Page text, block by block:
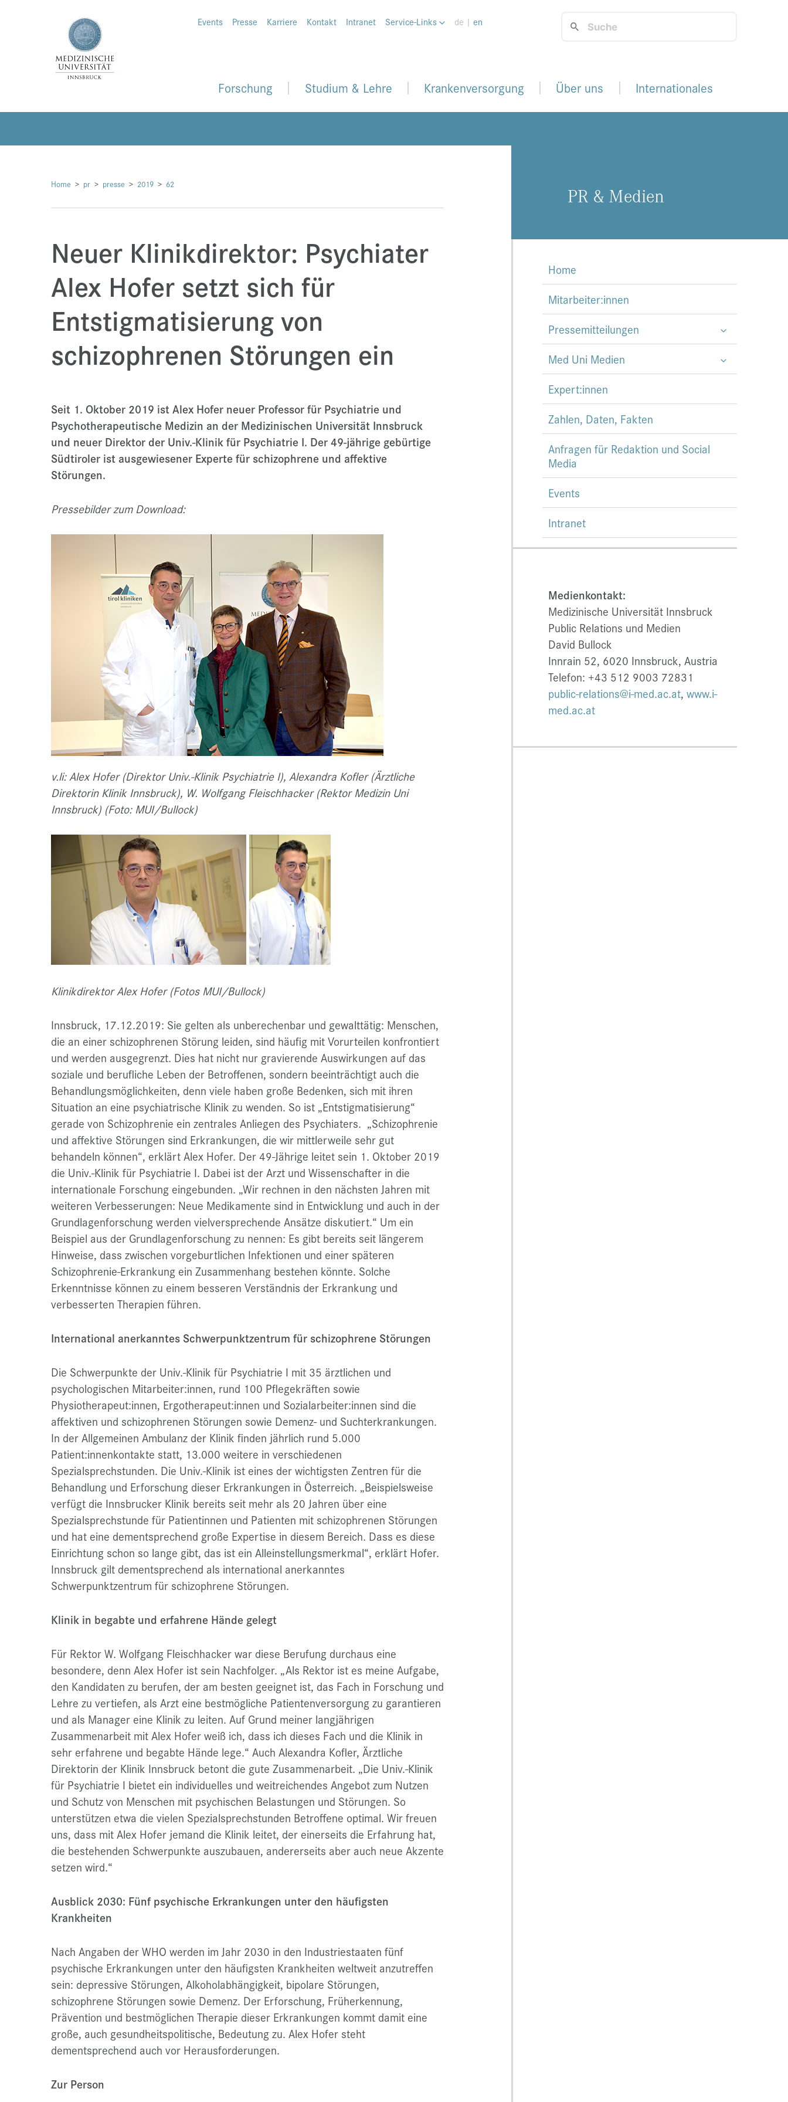
Events Presse Karriere Kontakt Intranet Service-Links de | en
Forschung Studium & Lehre Krankenversorgung Über uns Internationales
Home pr presse 2019 62
Neuer Klinikdirektor: Psychiater
Alex Hofer setzt sich für
Entstigmatisierung von
schizophrenen Störungen ein
Seit 1. Oktober 2019 ist Alex Hofer neuer Professor für Psychiatrie und
Psychotherapeutische Medizin an der Medizinischen Universität Innsbruck
und neuer Direktor der Univ.-Klinik für Psychiatrie I. Der 49-jährige gebürtige
Südtiroler ist ausgewiesener Experte für schizophrene und affektive
Störungen.
Pressebilder zum Download:
v.li: Alex Hofer (Direktor Univ.-Klinik Psychiatrie I), Alexandra Kofler (Ärztliche
Direktorin Klinik Innsbruck), W. Wolfgang Fleischhacker (Rektor Medizin Uni
Innsbruck) (Foto: MUI/Bullock)
Klinikdirektor Alex Hofer (Fotos MUI/Bullock)
Innsbruck, 17.12.2019: Sie gelten als unberechenbar und gewalttätig: Menschen,
die an einer schizophrenen Störung leiden, sind häufig mit Vorurteilen konfrontiert
und werden ausgegrenzt. Dies hat nicht nur gravierende Auswirkungen auf das
soziale und berufliche Leben der Betroffenen, sondern beeinträchtigt auch die
Behandlungsmöglichkeiten, denn viele haben große Bedenken, sich mit ihren
Situation an eine psychiatrische Klinik zu wenden. So ist „Entstigmatisierung“
gerade von Schizophrenie ein zentrales Anliegen des Psychiaters. „Schizophrenie
und affektive Störungen sind Erkrankungen, die wir mittlerweile sehr gut
behandeln können“, erklärt Alex Hofer. Der 49-Jährige leitet sein 1. Oktober 2019
die Univ.-Klinik für Psychiatrie I. Dabei ist der Arzt und Wissenschafter in die
internationale Forschung eingebunden. „Wir rechnen in den nächsten Jahren mit
weiteren Verbesserungen: Neue Medikamente sind in Entwicklung und auch in der
Grundlagenforschung werden vielversprechende Ansätze diskutiert.“ Um ein
Beispiel aus der Grundlagenforschung zu nennen: Es gibt bereits seit längerem
Hinweise, dass zwischen vorgeburtlichen Infektionen und einer späteren
Schizophrenie-Erkrankung ein Zusammenhang bestehen könnte. Solche
Erkenntnisse können zu einem besseren Verständnis der Erkrankung und
verbesserten Therapien führen.
International anerkanntes Schwerpunktzentrum für schizophrene Störungen
Die Schwerpunkte der Univ.-Klinik für Psychiatrie I mit 35 ärztlichen und
psychologischen Mitarbeiter:innen, rund 100 Pflegekräften sowie
Physiotherapeut:innen, Ergotherapeut:innen und Sozialarbeiter:innen sind die
affektiven und schizophrenen Störungen sowie Demenz- und Suchterkrankungen.
In der Allgemeinen Ambulanz der Klinik finden jährlich rund 5.000
Patient:innenkontakte statt, 13.000 weitere in verschiedenen
Spezialsprechstunden. Die Univ.-Klinik ist eines der wichtigsten Zentren für die
Behandlung und Erforschung dieser Erkrankungen in Österreich. „Beispielsweise
verfügt die Innsbrucker Klinik bereits seit mehr als 20 Jahren über eine
Spezialsprechstunde für Patientinnen und Patienten mit schizophrenen Störungen
und hat eine dementsprechend große Expertise in diesem Bereich. Dass es diese
Einrichtung schon so lange gibt, das ist ein Alleinstellungsmerkmal“, erklärt Hofer.
Innsbruck gilt dementsprechend als international anerkanntes
Schwerpunktzentrum für schizophrene Störungen.
Klinik in begabte und erfahrene Hände gelegt
Für Rektor W. Wolfgang Fleischhacker war diese Berufung durchaus eine
besondere, denn Alex Hofer ist sein Nachfolger. „Als Rektor ist es meine Aufgabe,
den Kandidaten zu berufen, der am besten geeignet ist, das Fach in Forschung und
Lehre zu vertiefen, als Arzt eine bestmögliche Patientenversorgung zu garantieren
und als Manager eine Klinik zu leiten. Auf Grund meiner langjährigen
Zusammenarbeit mit Alex Hofer weiß ich, dass ich dieses Fach und die Klinik in
sehr erfahrene und begabte Hände lege.“ Auch Alexandra Kofler, Ärztliche
Direktorin der Klinik Innsbruck betont die gute Zusammenarbeit. „Die Univ.-Klinik
für Psychiatrie I bietet ein individuelles und weitreichendes Angebot zum Nutzen
und Schutz von Menschen mit psychischen Belastungen und Störungen. So
unterstützen etwa die vielen Spezialsprechstunden Betroffene optimal. Wir freuen
uns, dass mit Alex Hofer jemand die Klinik leitet, der einerseits die Erfahrung hat,
die bestehenden Schwerpunkte auszubauen, andererseits aber auch neue Akzente
setzen wird.“
Ausblick 2030: Fünf psychische Erkrankungen unter den häufigsten
Krankheiten
Nach Angaben der WHO werden im Jahr 2030 in den Industriestaaten fünf
psychische Erkrankungen unter den häufigsten Krankheiten weltweit anzutreffen
sein: depressive Störungen, Alkoholabhängigkeit, bipolare Störungen,
schizophrene Störungen sowie Demenz. Der Erforschung, Früherkennung,
Prävention und bestmöglichen Therapie dieser Erkrankungen kommt damit eine
große, auch gesundheitspolitische, Bedeutung zu. Alex Hofer steht
dementsprechend auch vor Herausforderungen.
Zur Person
PR & Me­di­en
Home
Mitarbeiter:innen
Pressemitteilungen
Med Uni Medien
Expert:innen
Zahlen, Daten, Fakten
Anfragen für Redaktion und Social
Media
Events
Intranet
Medienkontakt:
Medizinische Universität Innsbruck
Public Relations und Medien
David Bullock
Innrain 52, 6020 Innsbruck, Austria
Telefon: +43 512 9003 72831
public-relations@i-med.ac.at, www.i-
med.ac.at